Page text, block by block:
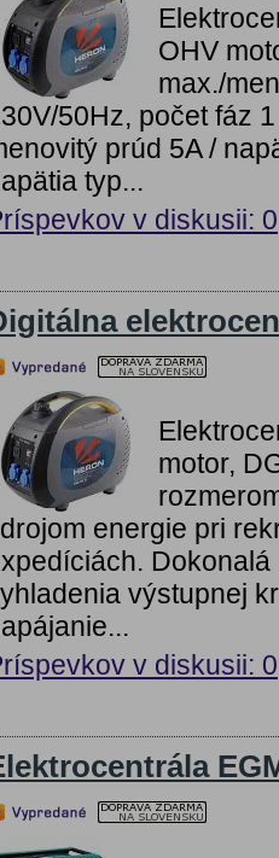
OHV
max./
50Hz, počet fáz
prúd 5A /
typ...
v diskusii: 0
motor,
energie pri
výstupnej
v diskusii: 0